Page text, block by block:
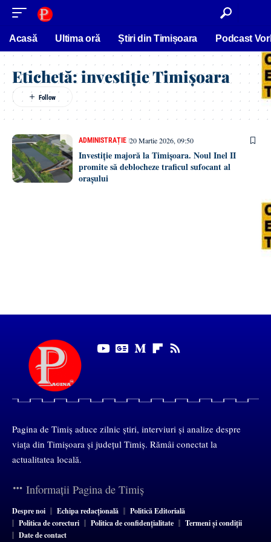
conținut
Acasă Ultima oră Știri din Timișoara Podcast
Etichetă:investiție Timișoara
ADMINISTRAȚIE 20 Martie 2026, 09:50
Investiție majoră la Timișoara. Noul Inel II
promite să deblocheze traficul sufocant al
orașului
Pagina de Timiș aduce zilnic știri, interviuri și analize despre
viața din Timișoara și județul Timiș. Rămâi conectat la
actualitatea locală.
Informații Pagina de Timiș
Despre noi Echipa redacțională
Politică Editorială
Politica de corecturi
Politica de confidențialitate
Termeni și condiții
Date de contact